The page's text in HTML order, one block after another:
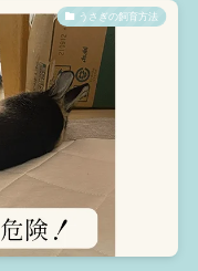
うさぎの飼育方法